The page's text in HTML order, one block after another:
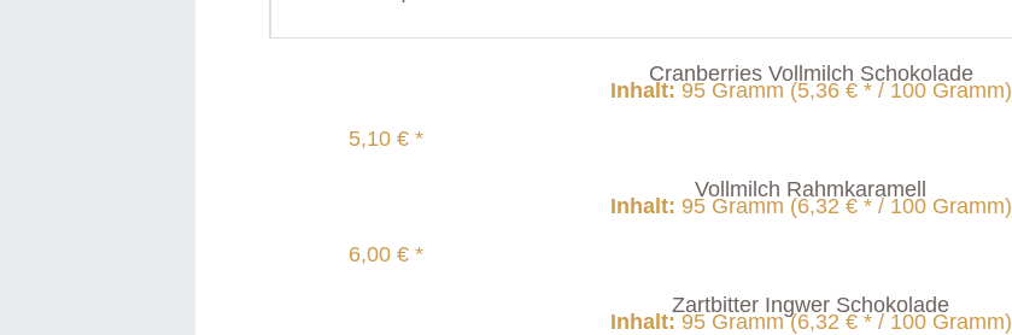
Cranberries Vollmilch Schokolade
Inhalt: 95 Gramm (5,36 € * / 100 Gramm)
5,10 € *
Vollmilch Rahmkaramell
Inhalt: 95 Gramm (6,32 € * / 100 Gramm)
6,00 € *
Zartbitter Ingwer Schokolade
Inhalt: 95 Gramm (6,32 € * / 100 Gramm)